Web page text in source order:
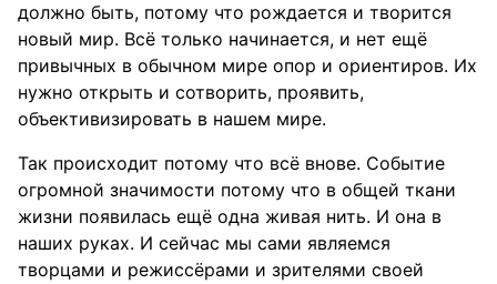
должно быть, потому что рождается и творится
новый мир. Всё только начинается, и нет ещё
привычных в обычном мире опор и ориентиров. Их
нужно открыть и сотворить, проявить,
объективизировать в нашем мире.
Так происходит потому что всё внове. Событие
огромной значимости потому что в общей ткани
жизни появилась ещё одна живая нить. И она в
наших руках. И сейчас мы сами являемся
творцами и режиссёрами и зрителями своей